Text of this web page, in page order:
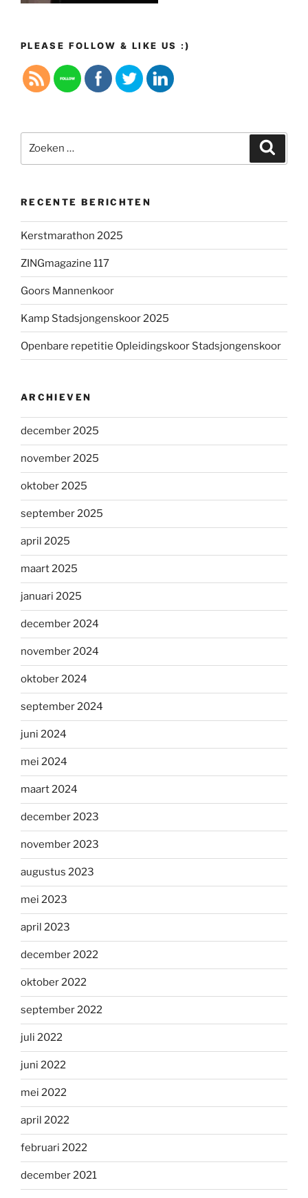
PLEASE FOLLOW & LIKE US :)
naar:
RECENTE BERICHTEN
Kerstmarathon 2025
ZINGmagazine 117
Goors Mannenkoor
Kamp Stadsjongenskoor 2025
Openbare repetitie Opleidingskoor Stadsjongenskoor
ARCHIEVEN
december 2025
november 2025
oktober 2025
september 2025
april 2025
maart 2025
januari 2025
december 2024
november 2024
oktober 2024
september 2024
juni 2024
mei 2024
maart 2024
december 2023
november 2023
augustus 2023
mei 2023
april 2023
december 2022
oktober 2022
september 2022
juli 2022
juni 2022
mei 2022
april 2022
februari 2022
december 2021